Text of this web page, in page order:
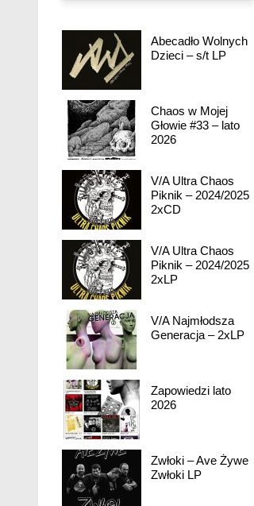
Abecadło Wolnych
Dzieci – s/t LP
Chaos w Mojej
Głowie #33 – lato
2026
V/A Ultra Chaos
Piknik – 2024/2025
2xCD
V/A Ultra Chaos
Piknik – 2024/2025
2xLP
V/A Najmłodsza
Generacja – 2xLP
Zapowiedzi lato
2026
Zwłoki – Ave Żywe
Zwłoki LP